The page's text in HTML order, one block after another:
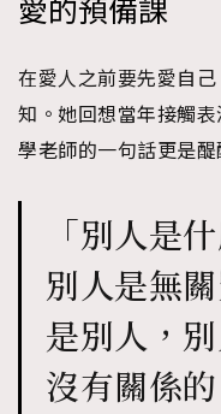
愛的預備課
在愛人之前要先愛自
知。她回想當年接觸
學老師的一句話更是醍
「別人是
別人是無
是別人，
沒有關係的